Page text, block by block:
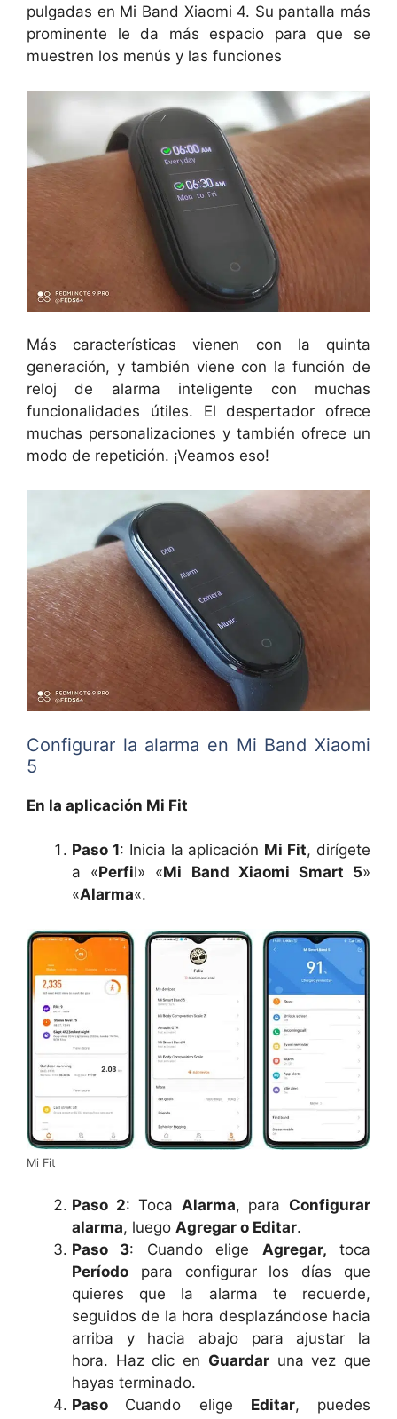
pulgadas en Mi Band Xiaomi 4. Su pantalla más
prominente le da más espacio para que se
muestren los menús y las funciones
Más características vienen con la quinta
generación, y también viene con la función de
reloj de alarma inteligente con muchas
funcionalidades útiles. El despertador ofrece
muchas personalizaciones y también ofrece un
modo de repetición. ¡Veamos eso!
Configurar la alarma en Mi Band Xiaomi
5
En la aplicación Mi Fit
Paso 1: Inicia la aplicación Mi Fit, dirígete
a «Perfil» «Mi Band Xiaomi Smart 5»
«Alarma«.
Mi Fit
Paso 2: Toca Alarma, para Configurar
alarma, luego Agregar o Editar.
Paso 3: Cuando elige Agregar, toca
Período para configurar los días que
quieres que la alarma te recuerde,
seguidos de la hora desplazándose hacia
arriba y hacia abajo para ajustar la
hora. Haz clic en Guardaruna vez que
hayas terminado.
Paso Cuando elige Editar, puedes